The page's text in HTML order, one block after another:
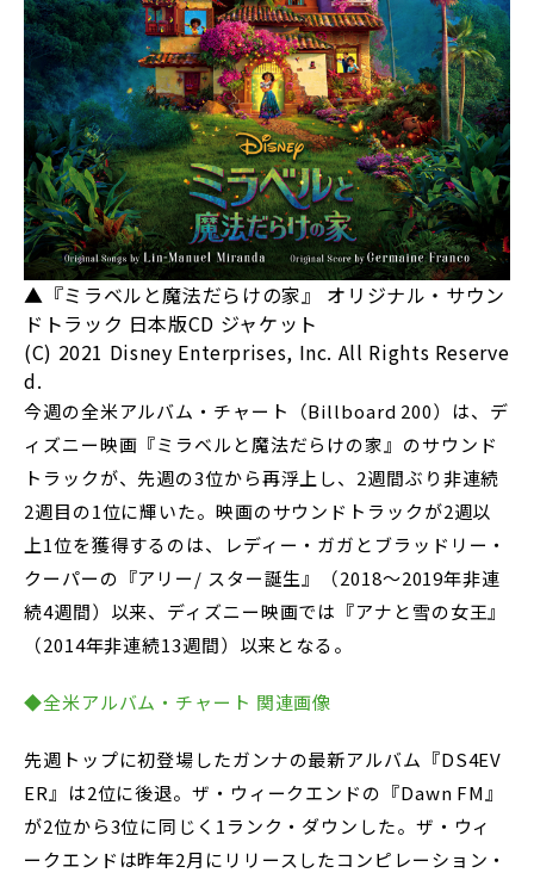
▲『ミラベルと魔法だらけの家』 オリジナル・サウン
ドトラック 日本版CD ジャケット
(C) 2021 Disney Enterprises, Inc. All Rights Reserve
d.
今週の全米アルバム・チャート（Billboard 200）は、デ
ィズニー映画『ミラベルと魔法だらけの家』のサウンド
トラックが、先週の3位から再浮上し、2週間ぶり非連続
2週目の1位に輝いた。映画のサウンドトラックが2週以
上1位を獲得するのは、レディー・ガガとブラッドリー・
クーパーの『アリー/ スター誕生』（2018～2019年非連
続4週間）以来、ディズニー映画では『アナと雪の女王』
（2014年非連続13週間）以来となる。
◆全米アルバム・チャート 関連画像
先週トップに初登場したガンナの最新アルバム『DS4EV
ER』は2位に後退。ザ・ウィークエンドの『Dawn FM』
が2位から3位に同じく1ランク・ダウンした。ザ・ウィ
ークエンドは昨年2月にリリースしたコンピレーション・